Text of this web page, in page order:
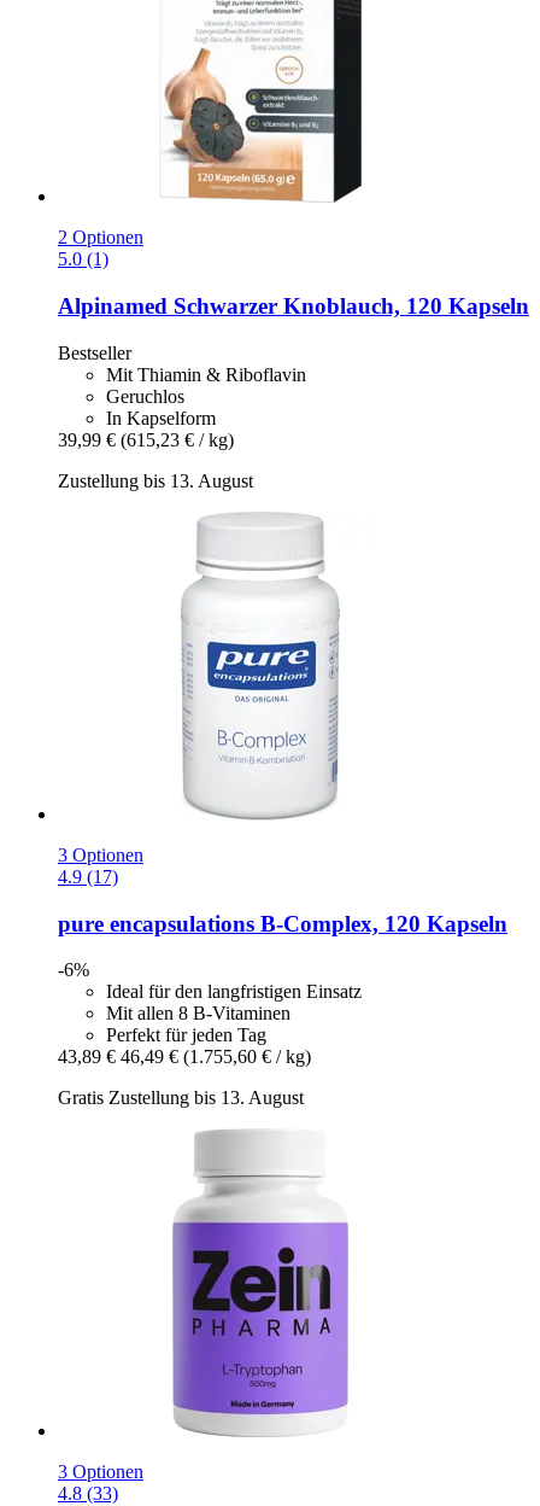
2 Optionen
5.0 (1)
Alpinamed Schwarzer Knoblauch, 120 Kapseln
Bestseller
Mit Thiamin & Riboflavin
Geruchlos
In Kapselform
39,99 € (615,23 € / kg)
Zustellung bis 13. August
3 Optionen
4.9 (17)
pure encapsulations B-​Complex, 120 Kapseln
-6%
Ideal für den langfristigen Einsatz
Mit allen 8 B-Vitaminen
Perfekt für jeden Tag
43,89 € 46,49 € (1.755,60 € / kg)
Gratis Zustellung bis 13. August
3 Optionen
4.8 (33)